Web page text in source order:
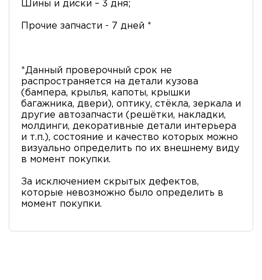
Шины и диски – 3 дня;
Прочие запчасти - 7 дней *
*Данный проверочный срок не
распространяется на детали кузова
(бампера, крылья, капоты, крышки
багажника, двери), оптику, стёкла, зеркала и
другие автозапчасти (решётки, накладки,
молдинги, декоративные детали интерьера
и т.п.), состояние и качество которых можно
визуально определить по их внешнему виду
в момент покупки.
За исключением скрытых дефектов,
которые невозможно было определить в
момент покупки.